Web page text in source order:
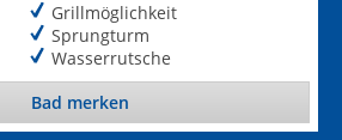
Grillmöglichkeit
Sprungturm
Wasserrutsche
Bad merken